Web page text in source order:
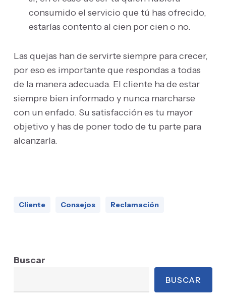
consumido el servicio que tú has ofrecido,
estarías contento al cien por cien o no.
Las quejas han de servirte siempre para crecer,
por eso es importante que respondas a todas
de la manera adecuada. El cliente ha de estar
siempre bien informado y nunca marcharse
con un enfado. Su satisfacción es tu mayor
objetivo y has de poner todo de tu parte para
alcanzarla.
Cliente Consejos Reclamación
Buscar
BUSCAR